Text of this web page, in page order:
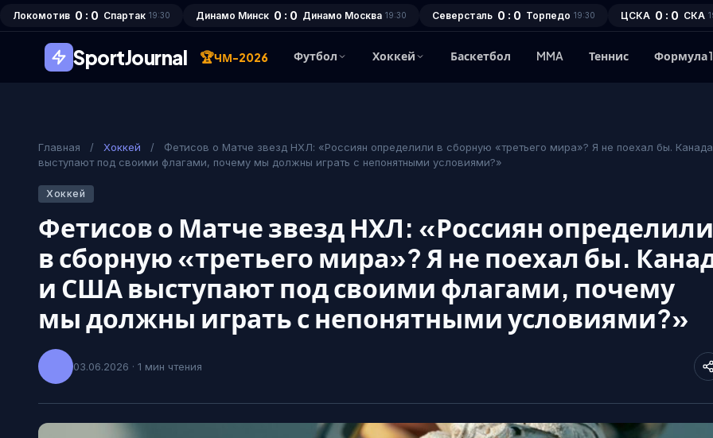
Локомотив 0 : 0 Спартак 19:30 Динамо Минск 0 : 0 Динамо Москва 19:30 Северсталь 0 : 0 Торпедо 19:30 ЦСКА 0 : 0 СКА
SportJournal 🏆ЧМ-2026 Футбол Хоккей Баскетбол MMA Теннис Формула 1
Главная / Хоккей /
Фетисов о Матче звезд НХЛ: «Россиян определили в сборную «третьего мира»? Я не поехал бы.
выступают под своими флагами, почему мы должны играть с непонятными условиями?»
Хоккей
Фетисов о Матче звезд НХЛ: «Россиян определили
в сборную «третьего мира»? Я не поехал бы.
и США выступают под своими флагами, почему
мы должны играть с непонятными условиями?»
03.06.2026 · 1 мин чтения